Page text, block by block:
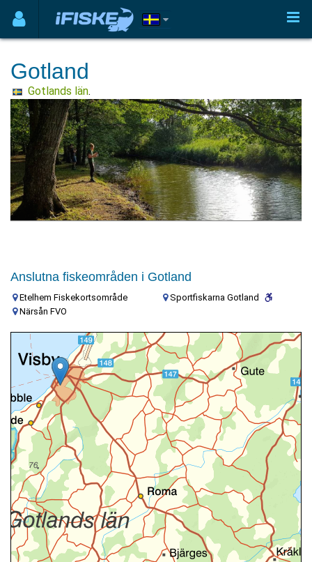
Gotland
Gotlands län.
Närsån FVO
Anslutna fiskeområden i Gotland
Etelhem Fiskekortsområde
Närsån FVO
Sportfiskarna Gotland